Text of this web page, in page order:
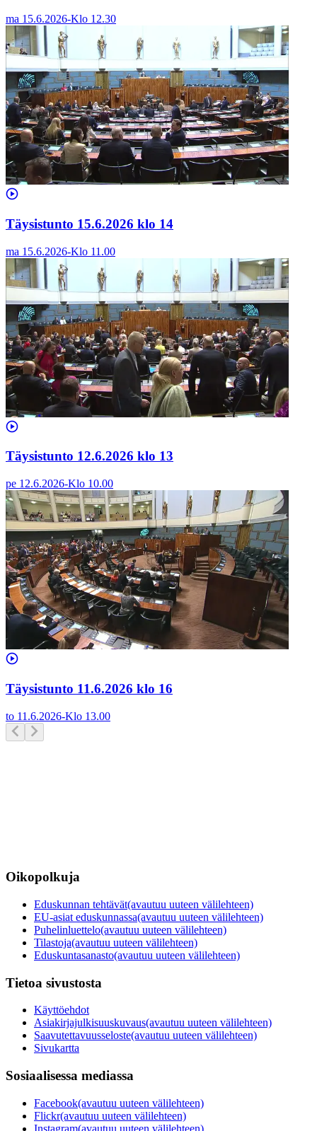
ma 15.6.2026-Klo 12.30
Täysistunto 15.6.2026 klo 14
ma 15.6.2026-Klo 11.00
Täysistunto 12.6.2026 klo 13
pe 12.6.2026-Klo 10.00
Täysistunto 11.6.2026 klo 16
to 11.6.2026-Klo 13.00
Oikopolkuja
Eduskunnan tehtävät(avautuu uuteen välilehteen)
EU-asiat eduskunnassa(avautuu uuteen välilehteen)
Puhelinluettelo(avautuu uuteen välilehteen)
Tilastoja(avautuu uuteen välilehteen)
Eduskuntasanasto(avautuu uuteen välilehteen)
Tietoa sivustosta
Käyttöehdot
Asiakirjajulkisuuskuvaus(avautuu uuteen välilehteen)
Saavutettavuusseloste(avautuu uuteen välilehteen)
Sivukartta
Sosiaalisessa mediassa
Facebook(avautuu uuteen välilehteen)
Flickr(avautuu uuteen välilehteen)
Instagram(avautuu uuteen välilehteen)